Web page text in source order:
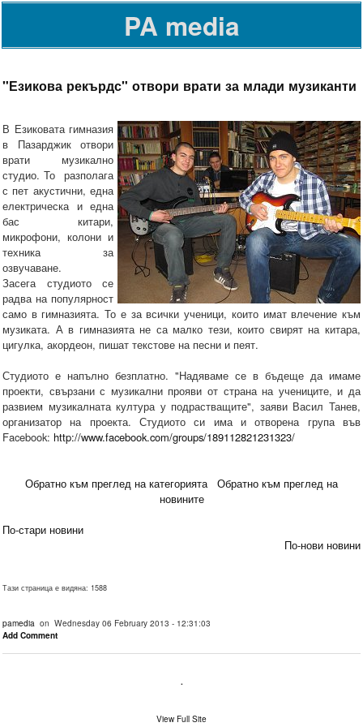
PA media
"Езикова рекърдс" отвори врати за млади музиканти
В Езиковата гимназия
в Пазарджик отвори
врати музикално
студио. То разполага
с пет акустични, една
електрическа и една
бас китари,
микрофони, колони и
техника за
озвучаване.
Засега студиото се
радва на популярност
само в гимназията. То е за всички ученици, които имат влечение към
музиката. А в гимназията не са малко тези, които свирят на китара,
цигулка, акордеон, пишат текстове на песни и пеят.
Студиото е напълно безплатно. "Надяваме се в бъдеще да имаме
проекти, свързани с музикални прояви от страна на учениците, и да
развием музикалната култура у подрастващите", заяви Васил Танев,
организатор на проекта. Студиото си има и отворена група във
Facebook: http://www.facebook.com/groups/189112821231323/
Обратно към преглед на категорията
Обратно към преглед на
новините
По-стари новини
По-нови новини
Тази страница е видяна: 1588
pamedia on Wednesday 06 February 2013 - 12:31:03
Add Comment
.
View Full Site